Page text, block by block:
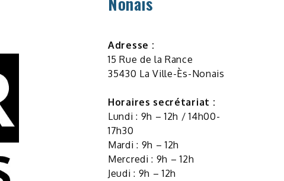
Adresse :
15 Rue de la Rance
35430 La Ville-Ès-Nonais
Horaires secrétariat :
Lundi : 9h – 12h / 14h00-
17h30
Mardi : 9h – 12h
Mercredi : 9h – 12h
Jeudi : 9h – 12h